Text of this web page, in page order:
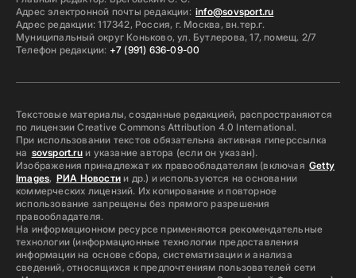
Адрес электронной почты редакции: info@sovsport.ru
Адрес редакции: 117342, Россия, г. Москва, вн.тер.г.
Муниципальный округ Коньково, ул. Бутлерова, 17, помещ. 2/7
Телефон редакции: +7 (991) 636-09-00
Текстовые материалы, созданные редакцией, распространяются
по лицензии Creative Commons Attribution 4.0 International.
При использовании текстов обязательна активная гиперссылка
на sovsport.ruи указание автора (если он указан).
Изображения принадлежат их правообладателям (включая Getty
Images, РИА Новостии др.) и используются на основании
коммерческих лицензий. Их копирование и повторное
использование запрещены без прямого разрешения
правообладателя.
На информационном ресурсе применяются рекомендательные
технологии (информационные технологии предоставления
информации на основе сбора, систематизации и анализа
сведений, относящихся к предпочтениям пользователей сети